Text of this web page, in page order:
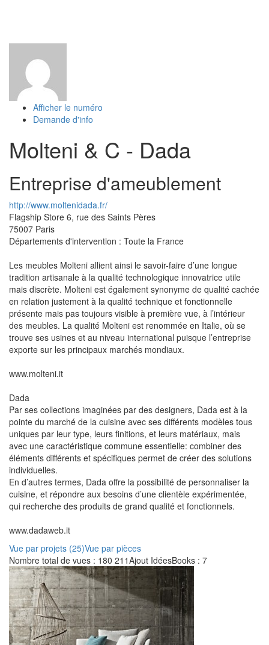
Afficher le numéro
Demande d'info
Molteni & C - Dada
Entreprise d'ameublement
http://www.moltenidada.fr/
Flagship Store 6, rue des Saints Pères
75007 Paris
Départements d'intervention : Toute la France
Les meubles Molteni allient ainsi le savoir-faire d’une longue
tradition artisanale à la qualité technologique innovatrice utile
mais discrète. Molteni est également synonyme de qualité cachée
en relation justement à la qualité technique et fonctionnelle
présente mais pas toujours visible à première vue, à l’intérieur
des meubles. La qualité Molteni est renommée en Italie, où se
trouve ses usines et au niveau international puisque l’entreprise
exporte sur les principaux marchés mondiaux.
www.molteni.it
Dada
Par ses collections imaginées par des designers, Dada est à la
pointe du marché de la cuisine avec ses différents modèles tous
uniques par leur type, leurs finitions, et leurs matériaux, mais
avec une caractéristique commune essentielle: combiner des
éléments différents et spécifiques permet de créer des solutions
individuelles.
En d’autres termes, Dada offre la possibilité de personnaliser la
cuisine, et répondre aux besoins d’une clientèle expérimentée,
qui recherche des produits de grand qualité et fonctionnels.
www.dadaweb.it
Vue par projets (25)Vue par pièces
Nombre total de vues : 180 211Ajout IdéesBooks : 7